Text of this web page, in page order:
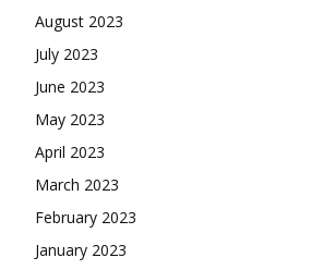
August 2023
July 2023
June 2023
May 2023
April 2023
March 2023
February 2023
January 2023